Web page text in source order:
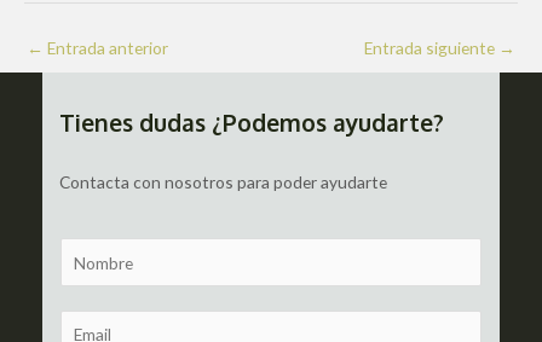
Navegación
de
← Entrada anterior Entrada siguiente →
Tienes dudas ¿Podemos ayudarte?
Contacta con nosotros para poder ayudarte
a
m